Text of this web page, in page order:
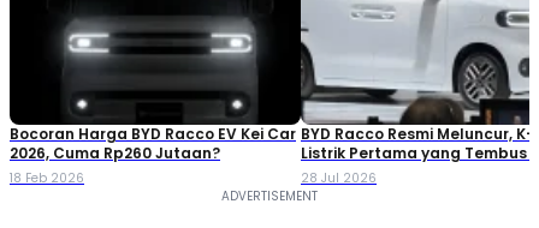
Bocoran Harga BYD Racco EV Kei Car
2026, Cuma Rp260 Jutaan?
18 Feb 2026
BYD Racco Resmi Meluncur,
Listrik Pertama yang Tembus
28 Jul 2026